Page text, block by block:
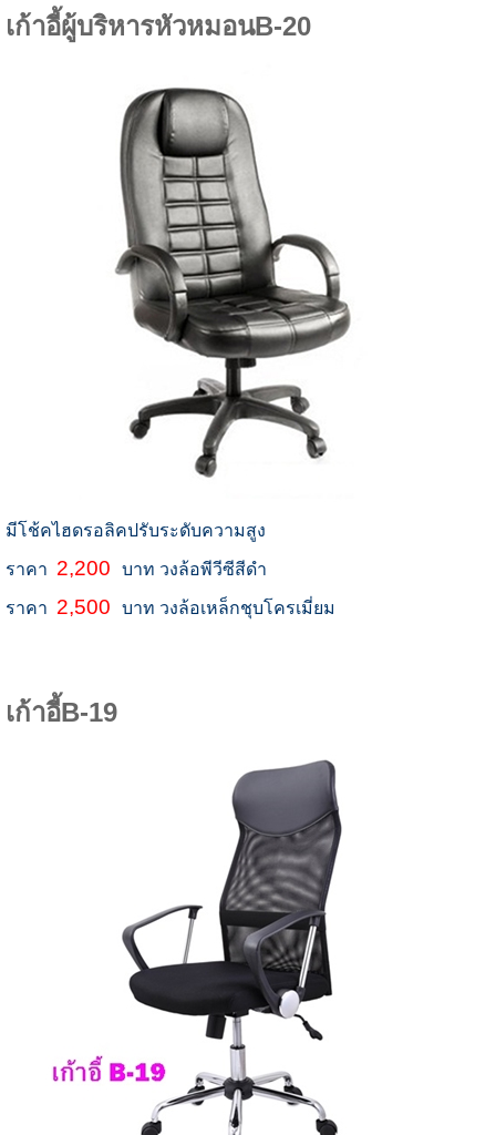
เก้าอี้ผู้บริหารหัวหมอนB-20
มีโช้คไฮดรอลิคปรับระดับความสูง
ราคา 2,200 บาท วงล้อพีวีซีสีดำ
ราคา 2,500 บาท วงล้อเหล็กชุบโครเมี่ยม
เก้าอี้B-19